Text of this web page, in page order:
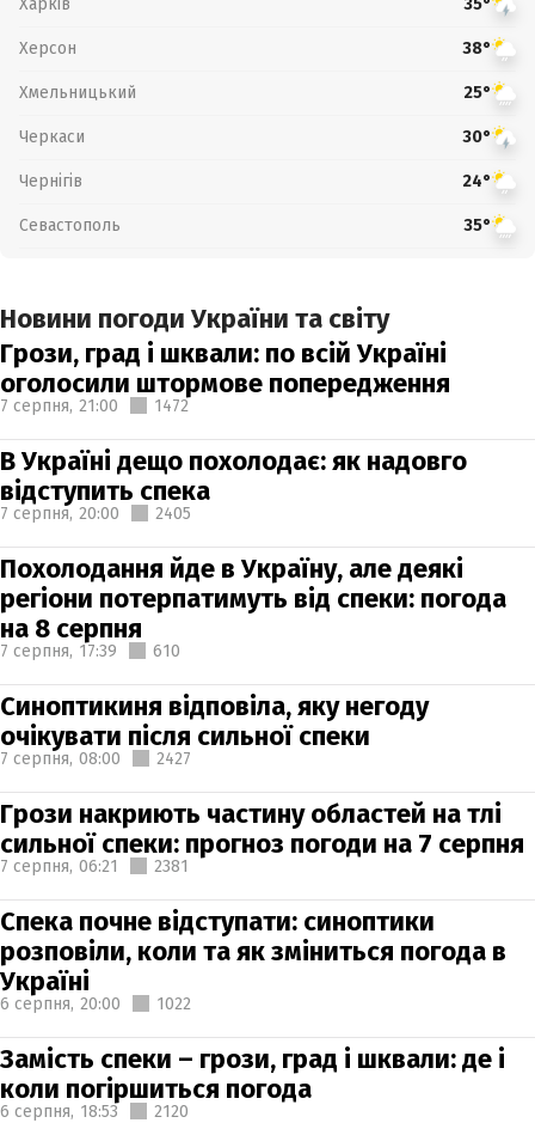
35°
Херсон 38°
Хмельницький 25°
Черкаси 30°
Чернігів 24°
Севастополь 35°
Новини погоди України та світу
Грози, град і шквали: по всій Україні
оголосили штормове попередження
7 серпня, 21:00 1472
В Україні дещо похолодає: як надовго
відступить спека
7 серпня, 20:00 2405
Похолодання йде в Україну, але деякі
регіони потерпатимуть від спеки: погода
на 8 серпня
7 серпня, 17:39 610
Синоптикиня відповіла, яку негоду
очікувати після сильної спеки
7 серпня, 08:00 2427
Грози накриють частину областей на тлі
сильної спеки: прогноз погоди на 7 серпня
7 серпня, 06:21 2381
Спека почне відступати: синоптики
розповіли, коли та як зміниться погода в
Україні
6 серпня, 20:00 1022
Замість спеки – грози, град і шквали: де і
коли погіршиться погода
6 серпня, 18:53 2120